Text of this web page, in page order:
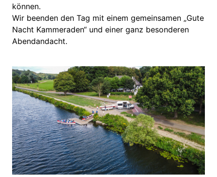
können.
Wir beenden den Tag mit einem gemeinsamen „Gute
Nacht Kammeraden“ und einer ganz besonderen
Abendandacht.